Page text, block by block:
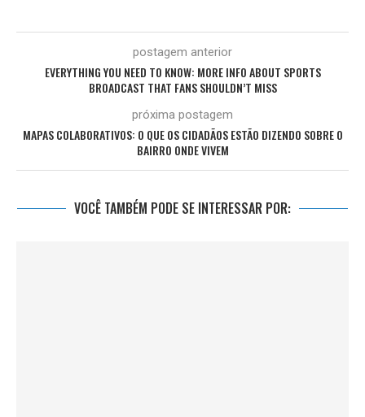
postagem anterior
EVERYTHING YOU NEED TO KNOW: MORE INFO ABOUT SPORTS
BROADCAST THAT FANS SHOULDN’T MISS
próxima postagem
MAPAS COLABORATIVOS: O QUE OS CIDADÃOS ESTÃO DIZENDO SOBRE O
BAIRRO ONDE VIVEM
VOCÊ TAMBÉM PODE SE INTERESSAR POR: